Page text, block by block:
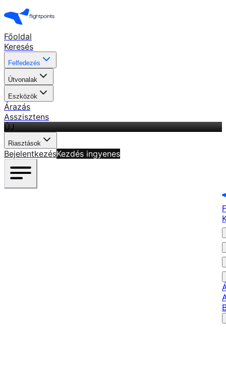
Főoldal
Keresés
Felfedezés
Útvonalak
Eszközök
Árazás
Asszisztens
ÚJ
Riasztások
BejelentkezésKezdés ingyenes